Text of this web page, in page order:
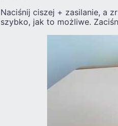
Naciśnij ciszej + zasilanie, a
szybko, jak to możliwe.